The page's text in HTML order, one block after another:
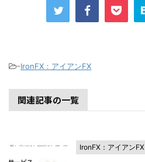
-IronFX：アイアンFX
関連記事の一覧
IronFX：アイアンFX